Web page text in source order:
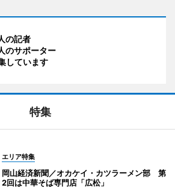
の記者
のサポーター
しています
特集
エリア特集
岡山経済新聞／オカケイ・カツラーメン部 第
2回は中華そば専門店「広松」